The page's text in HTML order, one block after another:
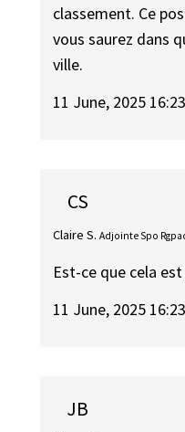
classement. Ce
vous saurez dans
ville.
11 June, 2025 16:23
CS
Claire S. Adjointe Spo
Est-ce que cela
11 June, 2025 16:23
JB